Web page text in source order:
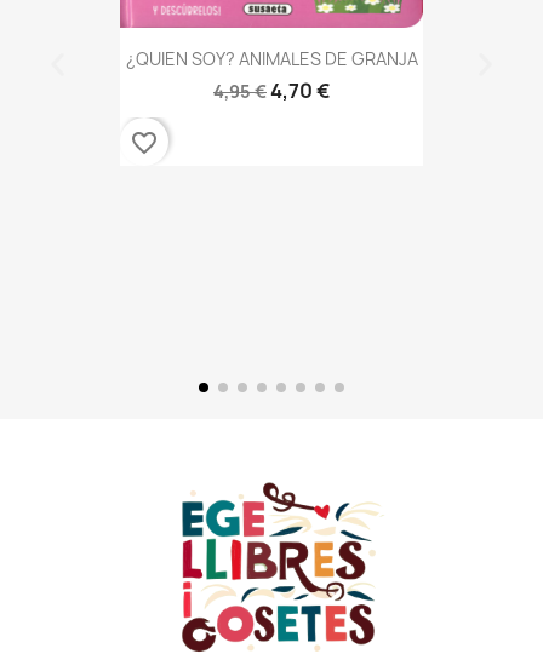
¿QUIEN SOY? ANIMALES DE GRANJA
4,95 €4,70 €
favorite_border